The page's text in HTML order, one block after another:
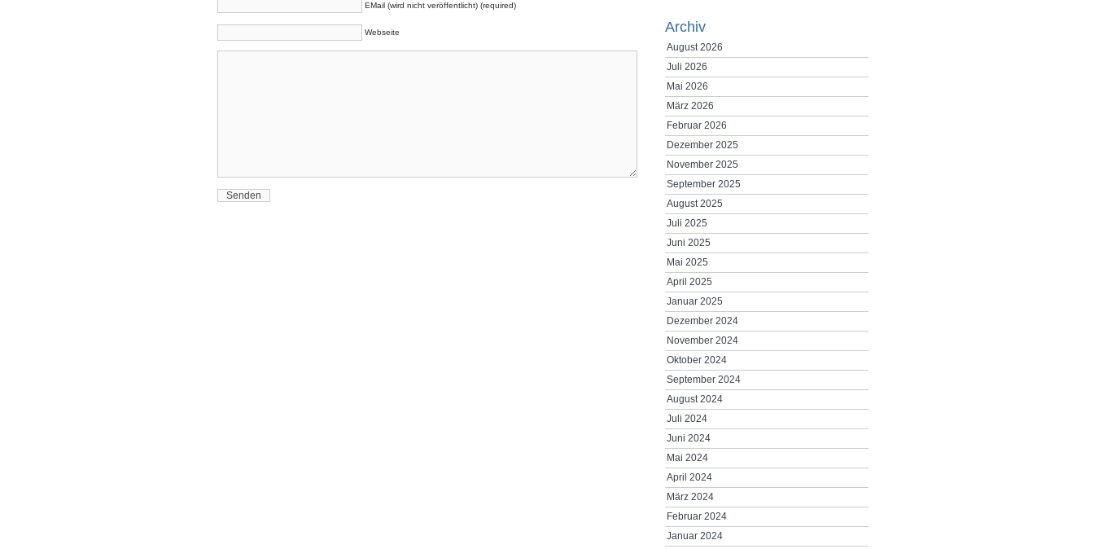
EMail (wird nicht veröffentlicht) (required)
Webseite Archiv
August 2026
Juli 2026
Mai 2026
März 2026
Februar 2026
Dezember 2025
November 2025
September 2025
August 2025
Juli 2025
Juni 2025
Mai 2025
April 2025
Januar 2025
Dezember 2024
November 2024
Oktober 2024
September 2024
August 2024
Juli 2024
Juni 2024
Mai 2024
April 2024
März 2024
Februar 2024
Januar 2024